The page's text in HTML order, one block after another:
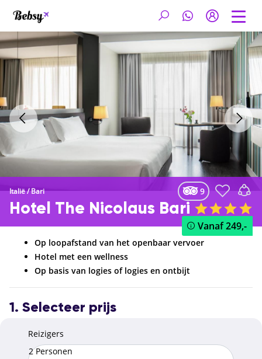
Italië/Bari 9
Hotel The Nicolaus Bari
Vanaf249,-
Op loopafstand van het openbaar vervoer
Hotel met een wellness
Op basis van logies of logies en ontbijt
1. Selecteer prijs
Reizigers
2 Personen